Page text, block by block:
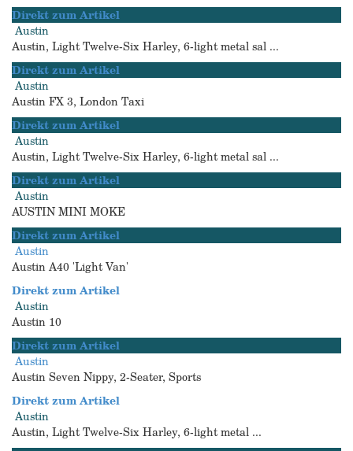
Direkt zum Artikel
Austin
Austin, Light Twelve-Six Harley, 6-light metal sal ...
Direkt zum Artikel
Austin
Austin FX 3, London Taxi
Direkt zum Artikel
Austin
Austin, Light Twelve-Six Harley, 6-light metal sal ...
Direkt zum Artikel
Austin
AUSTIN MINI MOKE
Direkt zum Artikel
Austin
Austin A40 'Light Van'
Direkt zum Artikel
Austin
Austin 10
Direkt zum Artikel
Austin
Austin Seven Nippy, 2-Seater, Sports
Direkt zum Artikel
Austin
Austin, Light Twelve-Six Harley, 6-light metal ...